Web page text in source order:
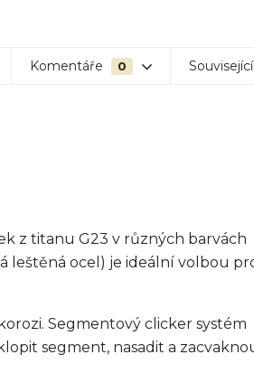
Komentáře 0
z titanu G23 v různých barvách
leštěná ocel) je ideální volbou
Segmentový clicker systém
segment, nasadit a